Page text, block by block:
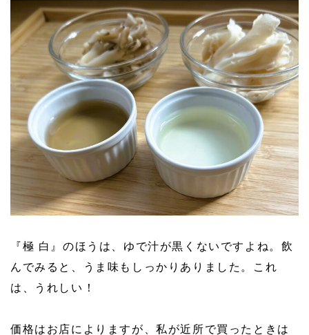
『極 白』のほうは、ゆで汁が黒くないですよね。飲
んでみると、うま味もしっかりありました。これ
は、うれしい！
価格はお店によりますが、私が近所で買ったときは